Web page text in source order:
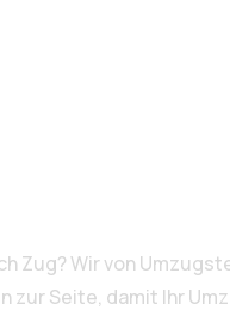
Zug? Wir von
zur Seite, damit Ihr